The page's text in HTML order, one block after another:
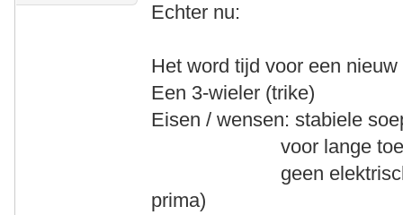
Echter nu:
Het word tijd voor een
Een 3-wieler (trike)
Eisen / wensen: stabiele
voor lange
geen elektrische
prima)